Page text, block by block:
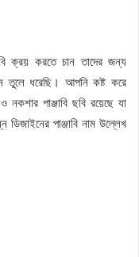
ক্রয় করতে চান তাদের জন্য
তুলে ধরেছি। আপনি কষ্ট করে
পাঞ্জাবি ছবি রয়েছে যা
ডিজাইনের পাঞ্জাবি নাম উল্লেখ